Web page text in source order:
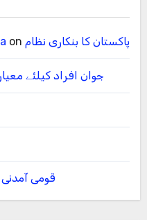
on پاکستان کا بنکاری نظام
جوان افراد کیلئے
قومی